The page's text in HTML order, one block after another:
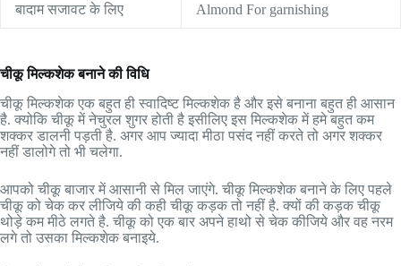
बादाम सजावट के लिए Almond For garnishing
चीकू मिल्कशेक बनाने की विधि
चीकू मिल्कशेक एक बहुत ही स्वादिष्ट मिल्कशेक है और इसे बनाना बहुत ही आसान
है. क्योकि चीकू में नेचुरल शुगर होती है इसीलिए इस मिल्कशेक में हमे बहुत कम
शक्कर डालनी पड़ती है. अगर आप ज्यादा मीठा पसंद नहीं करते तो अगर शक्कर
नहीं डालोगे तो भी चलेगा.
आपको चीकू बाजार में आसानी से मिल जाएंगे. चीकू मिल्कशेक बनाने के लिए पहले
चीकू को चेक कर लीजिये की कही चीकू कड़क तो नहीं है. क्यों की कड़क चीकू
थोड़े कम मीठे लगते है. चीकू को एक बार अपने हाथो से चेक कीजिये और वह नरम
लगे तो उसका मिल्कशेक बनाइये.